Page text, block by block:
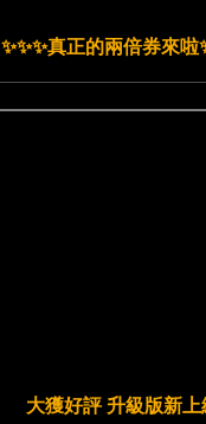
✨✨✨真正的兩倍券來啦
大獲好評 升級版新上